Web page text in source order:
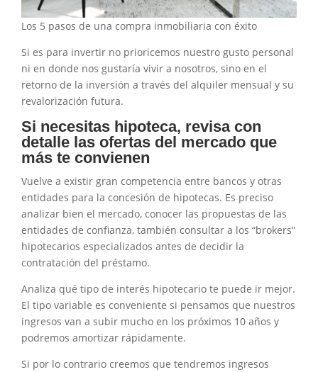
Los 5 pasos de una compra inmobiliaria con éxito
Si es para invertir no prioricemos nuestro gusto personal
ni en donde nos gustaría vivir a nosotros, sino en el
retorno de la inversión a través del alquiler mensual y su
revalorización futura.
Si necesitas hipoteca, revisa con
detalle las ofertas del mercado que
más te convienen
Vuelve a existir gran competencia entre bancos y otras
entidades para la concesión de hipotecas. Es preciso
analizar bien el mercado, conocer las propuestas de las
entidades de confianza, también consultar a los “brokers”
hipotecarios especializados antes de decidir la
contratación del préstamo.
Analiza qué tipo de interés hipotecario te puede ir mejor.
El tipo variable es conveniente si pensamos que nuestros
ingresos van a subir mucho en los próximos 10 años y
podremos amortizar rápidamente.
Si por lo contrario creemos que tendremos ingresos